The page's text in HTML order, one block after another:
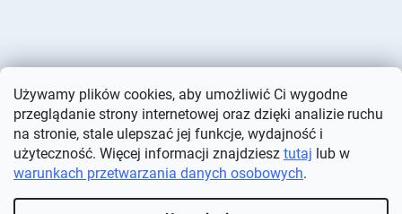
Używamy plików cookies, aby umożliwić Ci wygodne
przeglądanie strony internetowej oraz dzięki analizie ruchu
na stronie, stale ulepszać jej funkcje, wydajność i
użyteczność. Więcej informacji znajdziesz tutaj lub w
warunkach przetwarzania danych osobowych.